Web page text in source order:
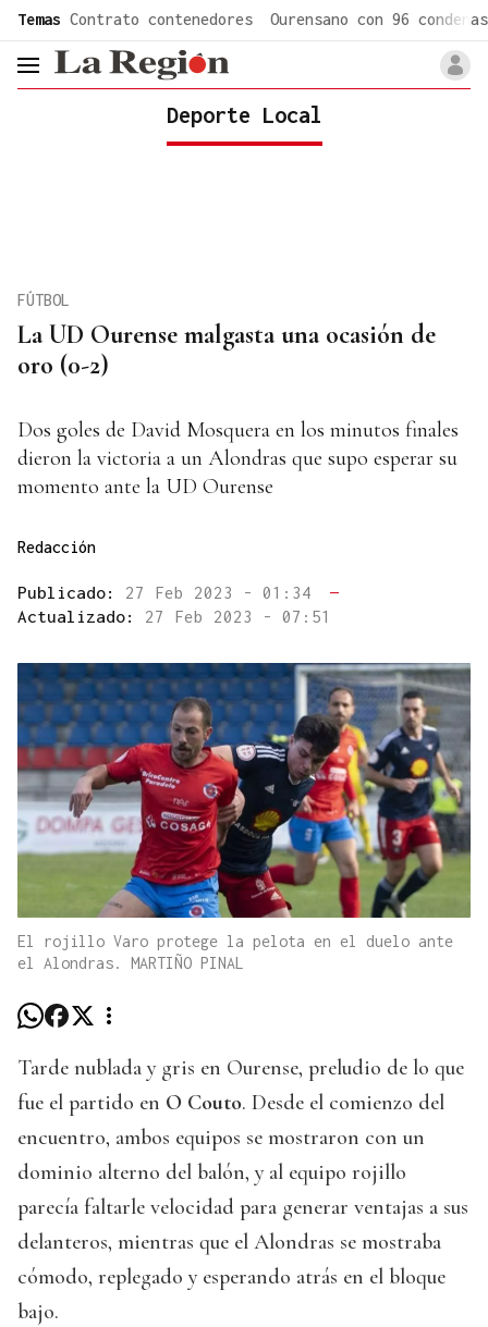
Temas Contrato contenedores Ourensano con 96 condenas
header.menu.open
Deporte Local
La UD Ourense malgasta una ocasión de
oro (0-2)
FÚTBOL
Dos goles de David Mosquera en los minutos finales
dieron la victoria a un Alondras que supo esperar su
momento ante la UD Ourense
Redacción
Publicado: 27 Feb 2023 - 01:34
—
Actualizado: 27 Feb 2023 - 07:51
El rojillo Varo protege la pelota en el duelo ante
el Alondras. MARTIÑO PINAL
Tarde nublada y gris en Ourense, preludio de lo que
fue el partido en O Couto. Desde el comienzo del
encuentro, ambos equipos se mostraron con un
dominio alterno del balón, y al equipo rojillo
parecía faltarle velocidad para generar ventajas a sus
delanteros, mientras que el Alondras se mostraba
cómodo, replegado y esperando atrás en el bloque
bajo.